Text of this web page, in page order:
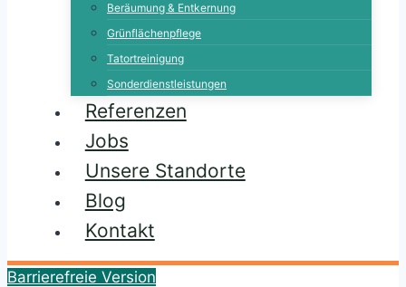
Beräumung & Entkernung
Grünflächenpflege
Tatortreinigung
Sonderdienstleistungen
Referenzen
Jobs
Unsere Standorte
Blog
Kontakt
Barrierefreie Version